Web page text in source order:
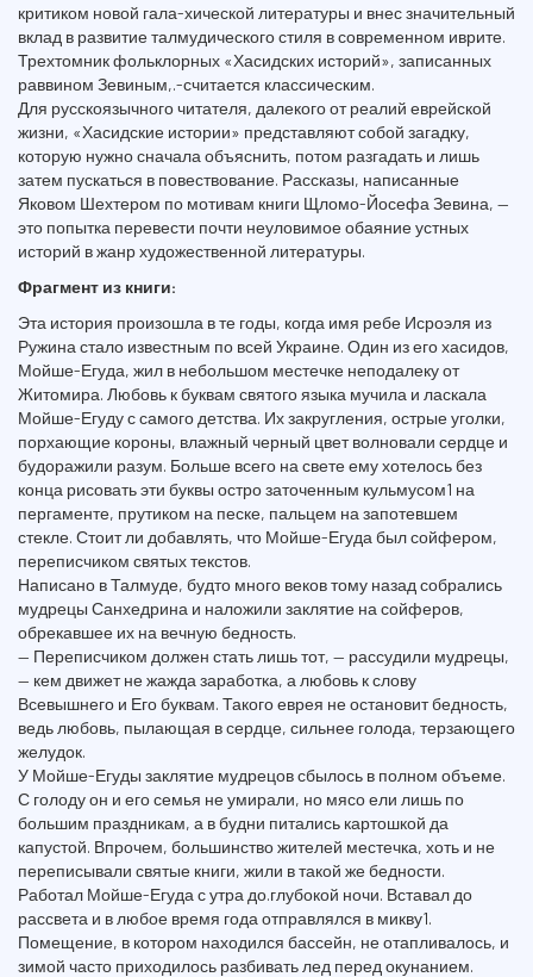
критиком новой гала-хической литературы и внес значительный
вклад в развитие талмудического стиля в современном иврите.
Трехтомник фольклорных «Хасидских историй», записанных
раввином Зевиным,.-считается классическим.
Для русскоязычного читателя, далекого от реалий еврейской
жизни, «Хасидские истории» представляют собой загадку,
которую нужно сначала объяснить, потом разгадать и лишь
затем пускаться в повествование. Рассказы, написанные
Яковом Шехтером по мотивам книги Щломо-Йосефа Зевина, —
это попытка перевести почти неуловимое обаяние устных
историй в жанр художественной литературы.
Фрагмент из книги:
Эта история произошла в те годы, когда имя ребе Исроэля из
Ружина стало известным по всей Украине. Один из его хасидов,
Мойше-Егуда, жил в небольшом местечке неподалеку от
Житомира. Любовь к буквам святого языка мучила и ласкала
Мойше-Егуду с самого детства. Их закругления, острые уголки,
порхающие короны, влажный черный цвет волновали сердце и
будоражили разум. Больше всего на свете ему хотелось без
конца рисовать эти буквы остро заточенным кульмусом1 на
пергаменте, прутиком на песке, пальцем на запотевшем
стекле. Стоит ли добавлять, что Мойше-Егуда был сойфером,
переписчиком святых текстов.
Написано в Талмуде, будто много веков тому назад собрались
мудрецы Санхедрина и наложили заклятие на сойферов,
обрекавшее их на вечную бедность.
— Переписчиком должен стать лишь тот, — рассудили мудрецы,
— кем движет не жажда заработка, а любовь к слову
Всевышнего и Его буквам. Такого еврея не остановит бедность,
ведь любовь, пылающая в сердце, сильнее голода, терзающего
желудок.
У Мойше-Егуды заклятие мудрецов сбылось в полном объеме.
С голоду он и его семья не умирали, но мясо ели лишь по
большим праздникам, а в будни питались картошкой да
капустой. Впрочем, большинство жителей местечка, хоть и не
переписывали святые книги, жили в такой же бедности.
Работал Мойше-Егуда с утра до.глубокой ночи. Вставал до
рассвета и в любое время года отправлялся в микву1.
Помещение, в котором находился бассейн, не отапливалось, и
зимой часто приходилось разбивать лед перед окунанием.